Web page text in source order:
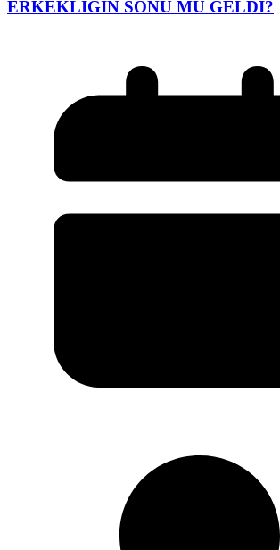
ERKEKLİĞİN SONU MU GELDİ?